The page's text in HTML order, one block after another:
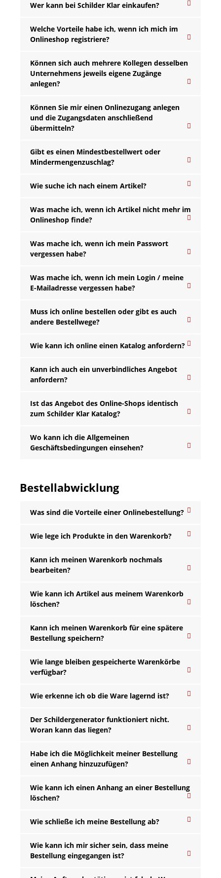
Wer kann bei Schilder Klar einkaufen?
Welche Vorteile habe ich, wenn ich mich im
Onlineshop registriere?
Können sich auch mehrere Kollegen desselben
Unternehmens jeweils eigene Zugänge
anlegen?
Können Sie mir einen Onlinezugang anlegen
und die Zugangsdaten anschließend
übermitteln?
Gibt es einen Mindestbestellwert oder
Mindermengenzuschlag?
Wie suche ich nach einem Artikel?
Was mache ich, wenn ich Artikel nicht mehr im
Onlineshop finde?
Was mache ich, wenn ich mein Passwort
vergessen habe?
Was mache ich, wenn ich mein Login / meine
E-Mailadresse vergessen habe?
Muss ich online bestellen oder gibt es auch
andere Bestellwege?
Wie kann ich online einen Katalog anfordern?
Kann ich auch ein unverbindliches Angebot
anfordern?
Ist das Angebot des Online-Shops identisch
zum Schilder Klar Katalog?
Wo kann ich die Allgemeinen
Geschäftsbedingungen einsehen?
Bestellabwicklung
Was sind die Vorteile einer Onlinebestellung?
Wie lege ich Produkte in den Warenkorb?
Kann ich meinen Warenkorb nochmals
bearbeiten?
Wie kann ich Artikel aus meinem Warenkorb
löschen?
Kann ich meinen Warenkorb für eine spätere
Bestellung speichern?
Wie lange bleiben gespeicherte Warenkörbe
verfügbar?
Wie erkenne ich ob die Ware lagernd ist?
Der Schildergenerator funktioniert nicht.
Woran kann das liegen?
Habe ich die Möglichkeit meiner Bestellung
einen Anhang hinzuzufügen?
Wie kann ich einen Anhang an einer Bestellung
löschen?
Wie schließe ich meine Bestellung ab?
Wie kann ich mir sicher sein, dass meine
Bestellung eingegangen ist?